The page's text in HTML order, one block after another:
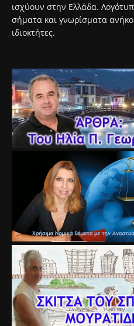
ισχύουν στην Ελλάδα.
σήματα και γνωρίσματα
ιδιοκτήτες.